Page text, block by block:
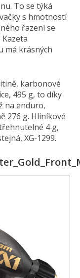
To se týká
s hmotností
řazení se
má krásných
karbonové
495 g, to díky
na enduro,
276 g. Hliníkové
4 g,
XG-1299.